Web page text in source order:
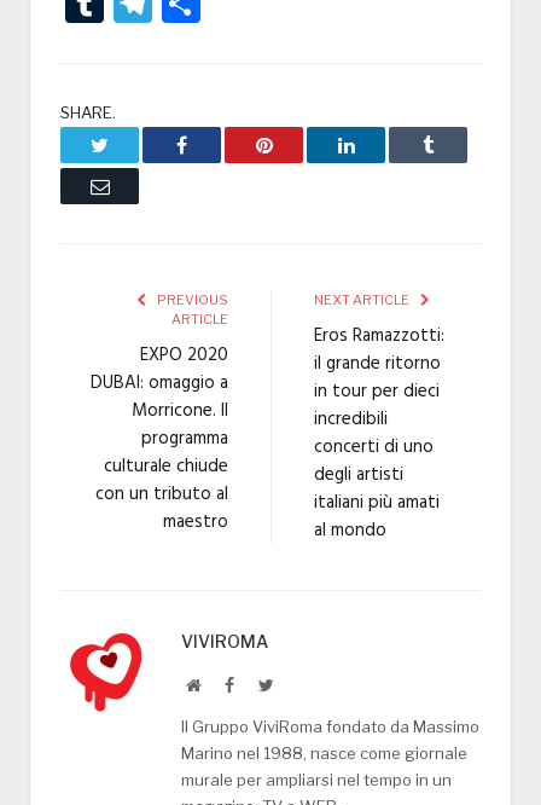
SHARE.
Facebook Pinterest LinkedIn Tumblr
Email
PREVIOUS
ARTICLE
EXPO 2020
DUBAI: omaggio a
Morricone. Il
programma
culturale chiude
con un tributo al
maestro
NEXT ARTICLE
Eros Ramazzotti:
il grande ritorno
in tour per dieci
incredibili
concerti di uno
degli artisti
italiani più amati
al mondo
VIVIROMA
WebsiteFacebookTwitter
Il Gruppo ViviRoma fondato da Massimo
Marino nel 1988, nasce come giornale
murale per ampliarsi nel tempo in un